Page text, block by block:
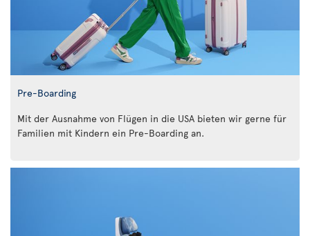
Pre-Boarding
Mit der Ausnahme von Flügen in die USA bieten wir gerne für
Familien mit Kindern ein Pre-Boarding an.